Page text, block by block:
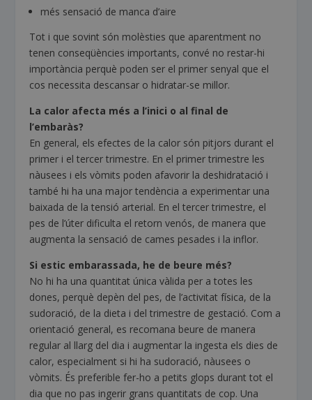
més sensació de manca d’aire
Tot i que sovint són molèsties que aparentment no
tenen conseqüències importants, convé no restar-hi
importància perquè poden ser el primer senyal que el
cos necessita descansar o hidratar-se millor.
La calor afecta més a l’inici o al final de
l’embaràs?
En general, els efectes de la calor són pitjors durant el
primer i el tercer trimestre. En el primer trimestre les
nàusees i els vòmits poden afavorir la deshidratació i
també hi ha una major tendència a experimentar una
baixada de la tensió arterial. En el tercer trimestre, el
pes de l’úter dificulta el retorn venós, de manera que
augmenta la sensació de cames pesades i la inflor.
Si estic embarassada, he de beure més?
No hi ha una quantitat única vàlida per a totes les
dones, perquè depèn del pes, de l’activitat física, de la
sudoració, de la dieta i del trimestre de gestació. Com a
orientació general, es recomana beure de manera
regular al llarg del dia i augmentar la ingesta els dies de
calor, especialment si hi ha sudoració, nàusees o
vòmits. És preferible fer-ho a petits glops durant tot el
dia que no pas ingerir grans quantitats de cop. Una